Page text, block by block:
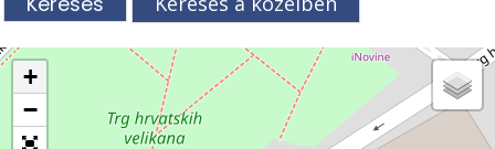
Világörökség Vízipark Zadar
Zöldturista
+
−